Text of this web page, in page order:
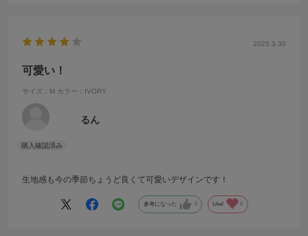
2025.3.30
可愛い！
サイズ：M カラー：IVORY
るん
生地感も今の季節ちょうど良くて可愛いデザインです！
参考になった 0 Like! 0